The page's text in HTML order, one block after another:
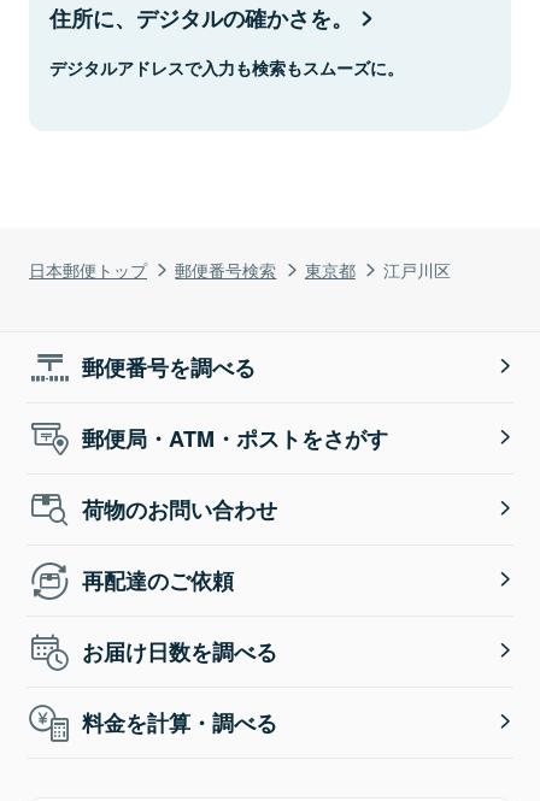
日本郵便トップ 郵便番号検索 東京都 江戸川区
住所に、デジタルの確かさを。
デジタルアドレスで入力も検索もスムーズに。
郵便番号を調べる
郵便局・ATM・ポストをさがす
荷物のお問い合わせ
再配達のご依頼
お届け日数を調べる
料金を計算・調べる